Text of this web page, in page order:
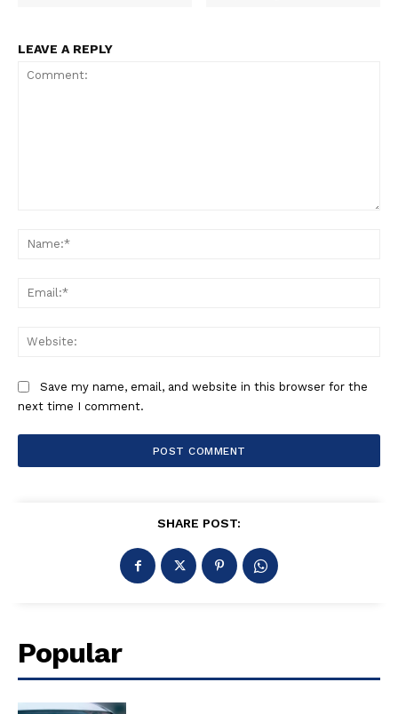
LEAVE A REPLY
Save my name, email, and website in this browser for the
next time I comment.
SHARE POST:
Popular